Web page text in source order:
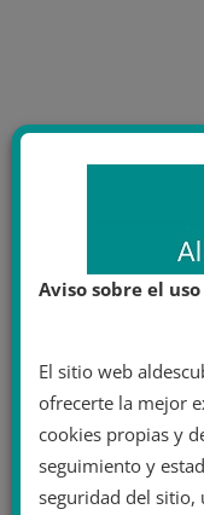
Aviso sobre el
El sitio web
ofrecerte la mejor
cookies propias y
seguimiento y
seguridad del sitio,